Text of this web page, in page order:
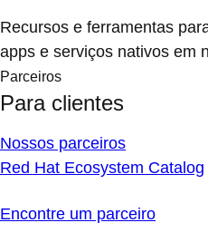
Recursos e ferramentas
apps e serviços nativos em
Parceiros
Para clientes
Nossos parceiros
Red Hat Ecosystem Catalog
Encontre um parceiro